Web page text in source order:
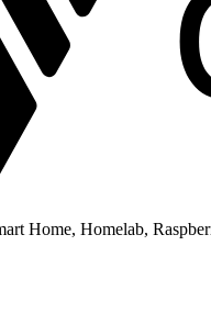
Home, Homelab,